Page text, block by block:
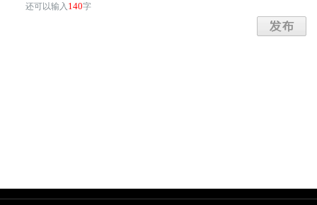
还可以输入 140字